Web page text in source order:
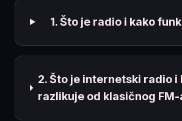
1. Što je radio i kako
2. Što je internetski radio i
razlikuje od klasičnog FM-